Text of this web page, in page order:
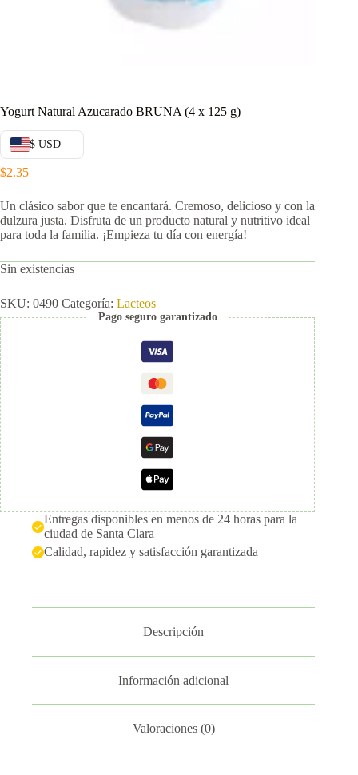
Yogurt Natural Azucarado BRUNA (4 x 125 g)
$ USD
$2.35
Un clásico sabor que te encantará. Cremoso, delicioso y con la
dulzura justa. Disfruta de un producto natural y nutritivo ideal
para toda la familia. ¡Empieza tu día con energía!
Sin existencias
SKU: 0490 Categoría: Lacteos
Pago seguro garantizado
Entregas disponibles en menos de 24 horas para la
ciudad de Santa Clara
Calidad, rapidez y satisfacción garantizada
Descripción
Información adicional
Valoraciones (0)